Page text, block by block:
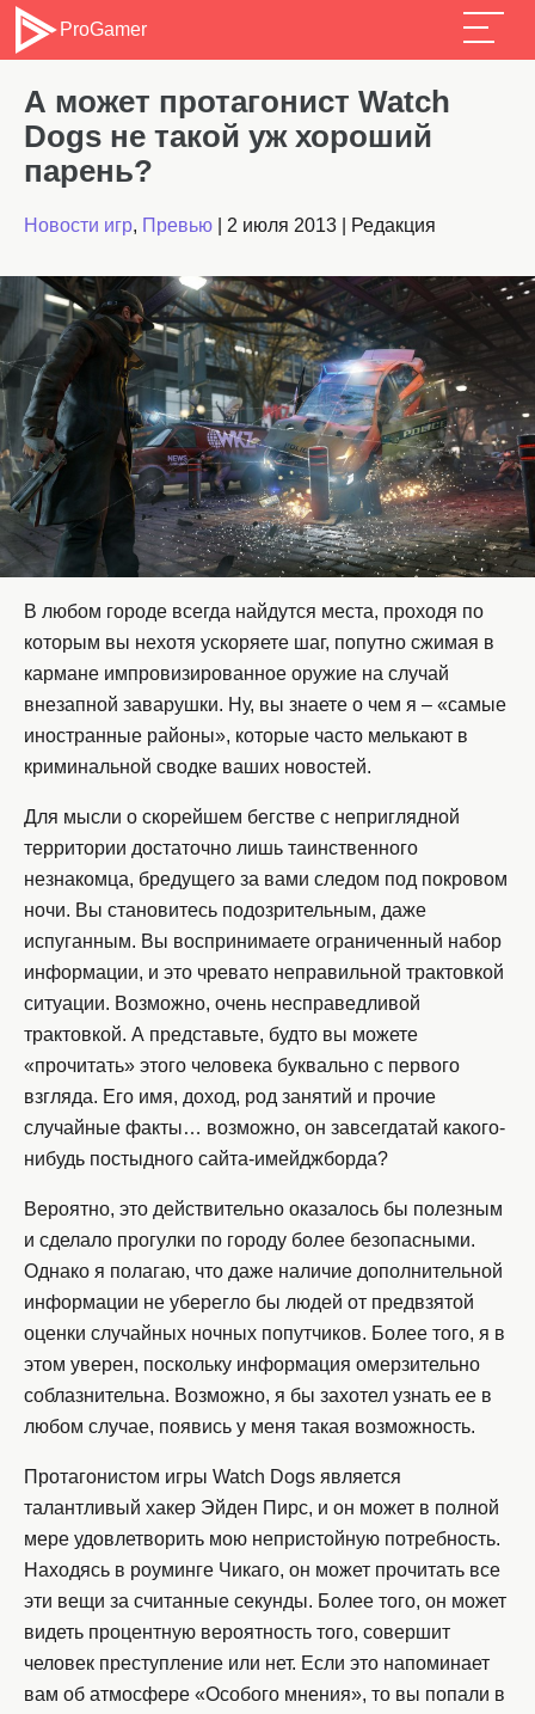
ProGamer
А может протагонист Watch
Dogs не такой уж хороший
парень?
Новости игр, Превью 2 июля 2013 Редакция
В любом городе всегда найдутся места, проходя по
которым вы нехотя ускоряете шаг, попутно сжимая в
кармане импровизированное оружие на случай
внезапной заварушки. Ну, вы знаете о чем я – «самые
иностранные районы», которые часто мелькают в
криминальной сводке ваших новостей.
Для мысли о скорейшем бегстве с неприглядной
территории достаточно лишь таинственного
незнакомца, бредущего за вами следом под покровом
ночи. Вы становитесь подозрительным, даже
испуганным. Вы воспринимаете ограниченный набор
информации, и это чревато неправильной трактовкой
ситуации. Возможно, очень несправедливой
трактовкой. А представьте, будто вы можете
«прочитать» этого человека буквально с первого
взгляда. Его имя, доход, род занятий и прочие
случайные факты… возможно, он завсегдатай какого-
нибудь постыдного сайта-имейджборда?
Вероятно, это действительно оказалось бы полезным
и сделало прогулки по городу более безопасными.
Однако я полагаю, что даже наличие дополнительной
информации не уберегло бы людей от предвзятой
оценки случайных ночных попутчиков. Более того, я в
этом уверен, поскольку информация омерзительно
соблазнительна. Возможно, я бы захотел узнать ее в
любом случае, появись у меня такая возможность.
Протагонистом игры Watch Dogs является
талантливый хакер Эйден Пирс, и он может в полной
мере удовлетворить мою непристойную потребность.
Находясь в роуминге Чикаго, он может прочитать все
эти вещи за считанные секунды. Более того, он может
видеть процентную вероятность того, совершит
человек преступление или нет. Если это напоминает
вам об атмосфере «Особого мнения», то вы попали в